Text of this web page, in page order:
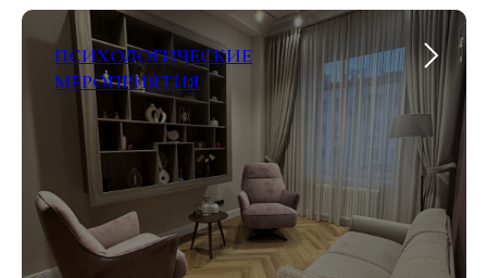
ПСИХОЛОГИЧЕСКИЕ
МЕРОПРИЯТИЯ